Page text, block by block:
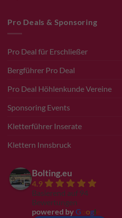
Pro Deals & Sponsoring
Pro Deal für Erschließer
Bergführer Pro Deal
Pro Deal Höhlenkunde Vereine
Sponsoring Events
Kletterführer Inserate
Klettern Innsbruck
Bolting.eu
4.9
Basierend auf 94
Bewertungen
powered by G ogl